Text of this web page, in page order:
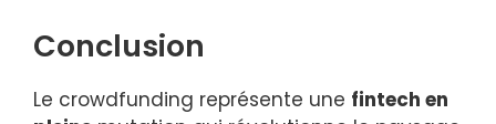
Conclusion
Le crowdfunding représente une fintech en